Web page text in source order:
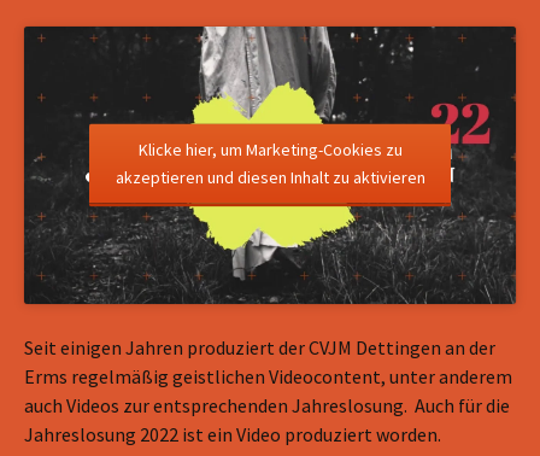
Klicke hier, um Marketing-Cookies zu
akzeptieren und diesen Inhalt zu aktivieren
Seit einigen Jahren produziert der CVJM Dettingen an der
Erms regelmäßig geistlichen Videocontent, unter anderem
auch Videos zur entsprechenden Jahreslosung. Auch für die
Jahreslosung 2022 ist ein Video produziert worden.